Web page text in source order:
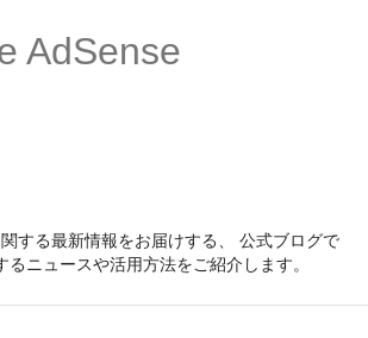
AdSense
する最新情報をお届けする、 公式ブログで
ニュースや活用方法をご紹介します。